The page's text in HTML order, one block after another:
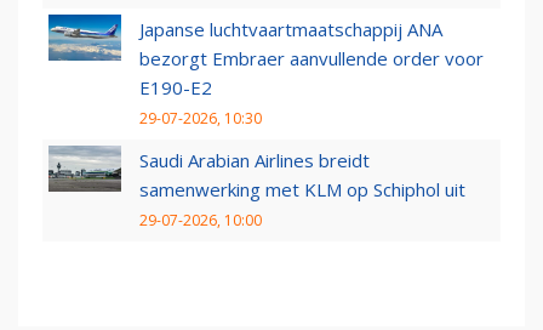
Japanse luchtvaartmaatschappij ANA
bezorgt Embraer aanvullende order voor
E190-E2
29-07-2026, 10:30
Saudi Arabian Airlines breidt
samenwerking met KLM op Schiphol uit
29-07-2026, 10:00